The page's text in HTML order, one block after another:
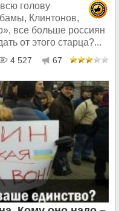
голову
Клинтонов,
все больше россиян
от этого старца?...
4 527 67